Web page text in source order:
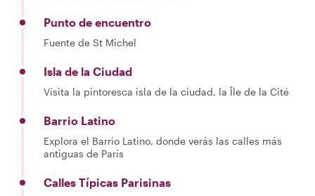
Punto de encuentro
Fuente de St Michel
Isla de la Ciudad
Visita la pintoresca isla de la ciudad, la Île de la Cité
Barrio Latino
Explora el Barrio Latino, donde verás las calles más
antiguas de París
Calles Típicas Parisinas